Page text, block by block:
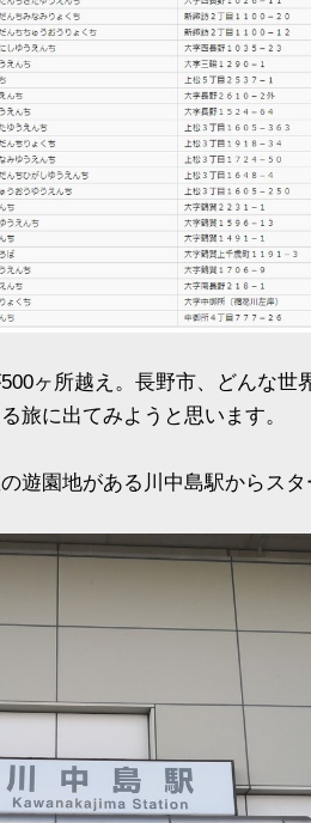
ヶ所越え。長野市、どんな世
旅に出てみようと思います。
遊園地がある川中島駅からスタ